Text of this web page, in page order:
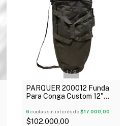
1/2
PARQUER 200012 Funda
Para Conga Custom 12"
6 cuotas sin interés de$17.000,00
$102.000,00